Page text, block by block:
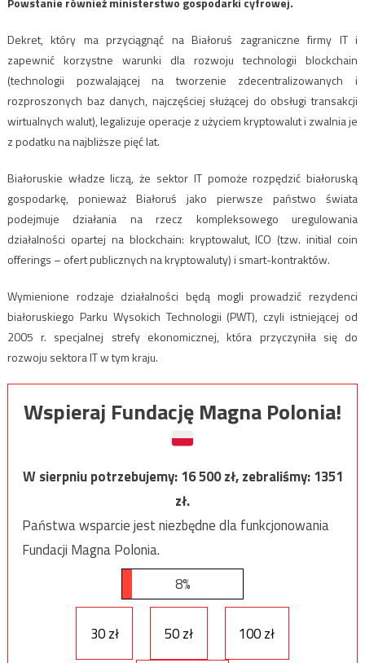
Dekret, który ma przyciągnąć na Białoruś zagraniczne firmy IT i
zapewnić korzystne warunki dla rozwoju technologii blockchain
(technologii pozwalającej na tworzenie zdecentralizowanych i
rozproszonych baz danych, najczęściej służącej do obsługi transakcji
wirtualnych walut), legalizuje operacje z użyciem kryptowalut i zwalnia je
z podatku na najbliższe pięć lat.
Białoruskie władze liczą, że sektor IT pomoże rozpędzić białoruską
gospodarkę, ponieważ Białoruś jako pierwsze państwo świata
podejmuje działania na rzecz kompleksowego uregulowania
działalności opartej na blockchain: kryptowalut, ICO (tzw. initial coin
offerings – ofert publicznych na kryptowaluty) i smart-kontraktów.
Wymienione rodzaje działalności będą mogli prowadzić rezydenci
białoruskiego Parku Wysokich Technologii (PWT), czyli istniejącej od
2005 r. specjalnej strefy ekonomicznej, która przyczyniła się do
rozwoju sektora IT w tym kraju.
Wspieraj Fundację Magna Polonia!
W sierpniu potrzebujemy:16 500zł, zebraliśmy:1351
zł.
Państwa wsparcie jest niezbędne dla funkcjonowania
Fundacji Magna Polonia.
8%
30 zł 50 zł 100 zł